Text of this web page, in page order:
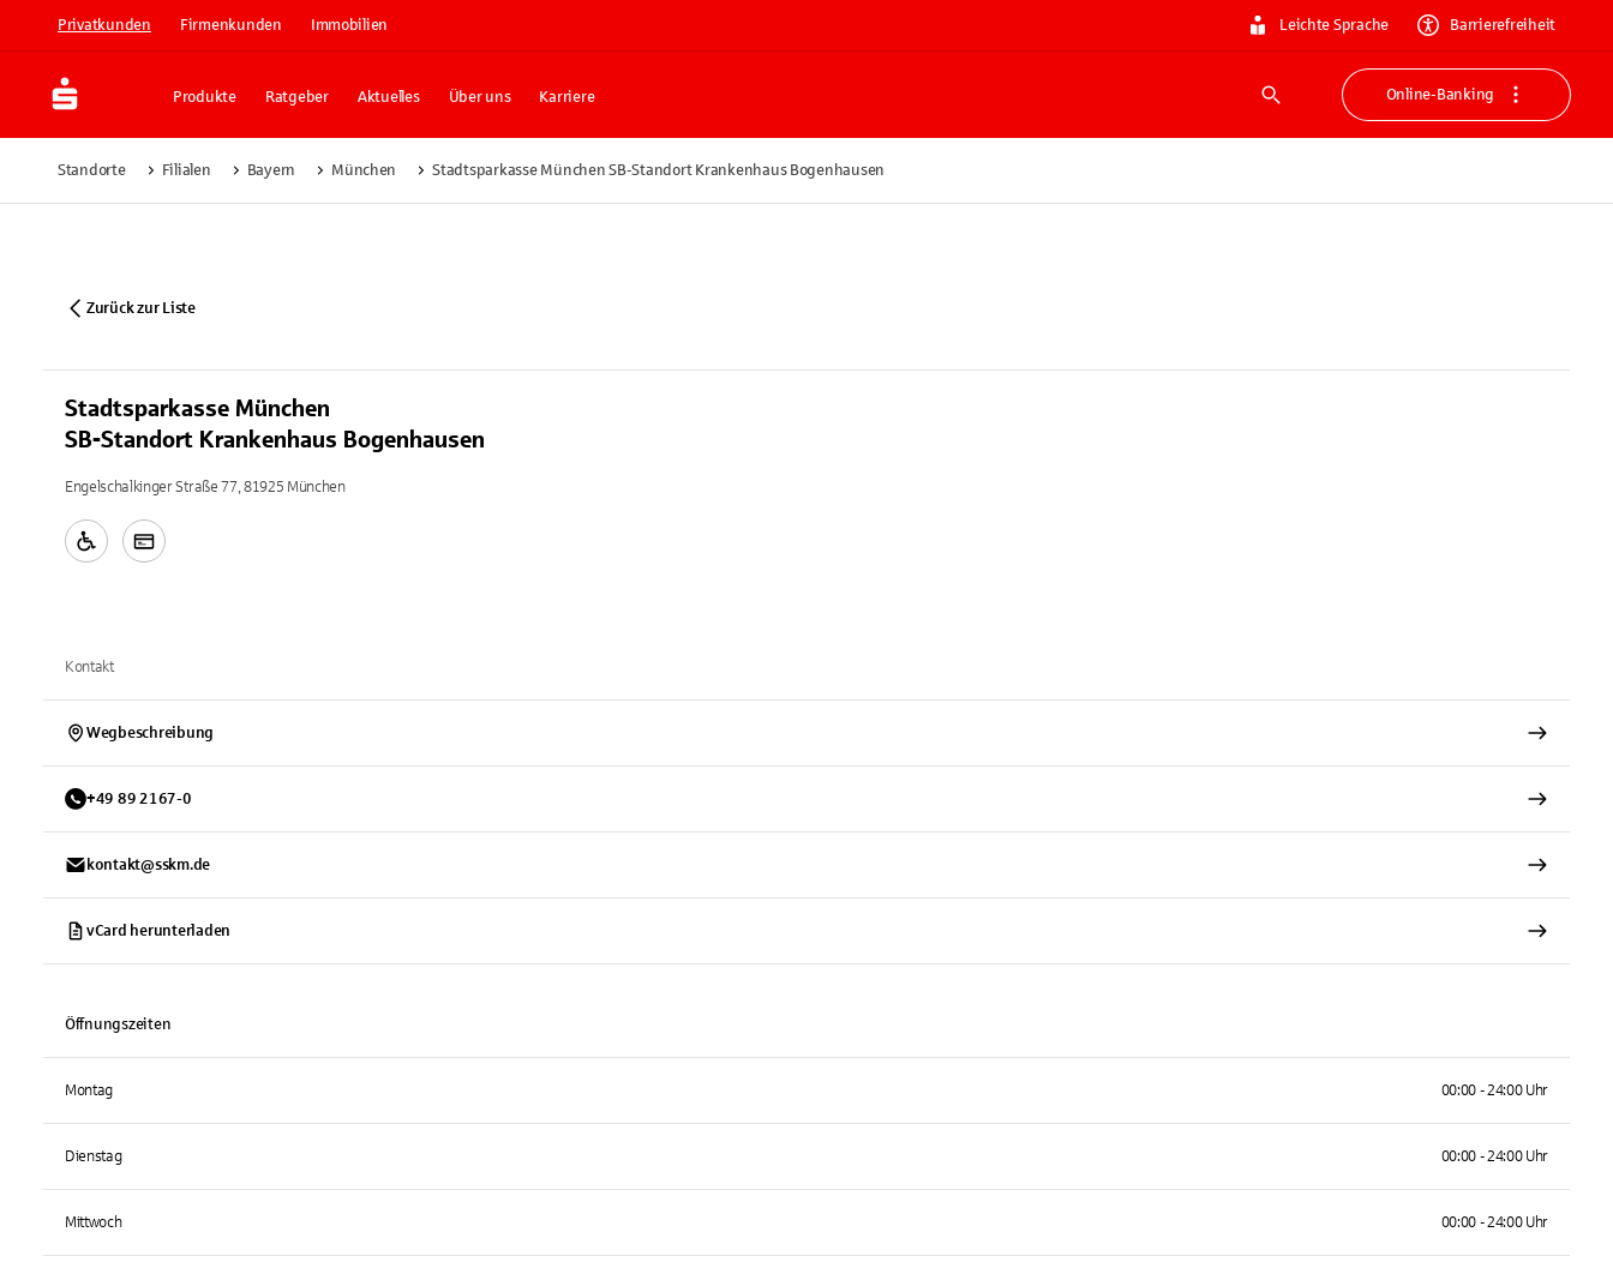
Privatkunden Firmenkunden Immobilien Leichte Sprache Barrierefreiheit
Produkte Ratgeber Aktuelles Über uns Karriere
Suche
Online-Banking
Standorte Filialen Bayern München Stadtsparkasse München SB-Standort Krankenhaus Bogenhausen
Zurück zur Liste
Stadtsparkasse München
SB-Standort Krankenhaus Bogenhausen
Engelschalkinger Straße 77, 81925 München
Kontakt
Wegbeschreibung
+49 89 2167-0
kontakt@sskm.de
vCard herunterladen
Öffnungszeiten
Montag 00:00 - 24:00 Uhr
Dienstag 00:00 - 24:00 Uhr
Mittwoch 00:00 - 24:00 Uhr